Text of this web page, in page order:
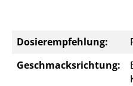
Dosierempfehlung:
Geschmacksrichtung: